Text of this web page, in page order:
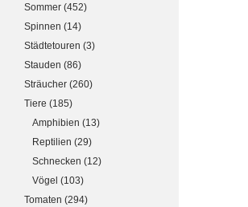
Sommer (452)
Spinnen (14)
Städtetouren (3)
Stauden (86)
Sträucher (260)
Tiere (185)
Amphibien (13)
Reptilien (29)
Schnecken (12)
Vögel (103)
Tomaten (294)